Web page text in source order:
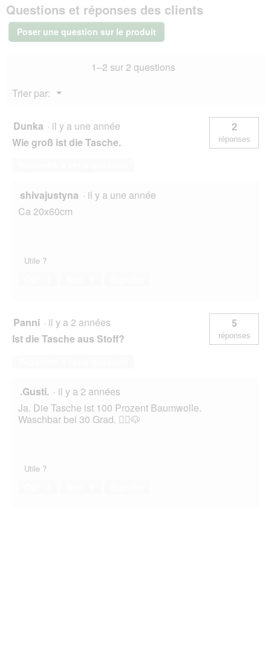
Zoo
Together
Pets
Sac
Questions et réponses des clients
Poser une question sur le produit
1–2 sur 2 questions
Trier par:
▼
Menu
Dunka · il y a une année
Wie groß ist die Tasche.
2
réponses
shivajustyna · il y a une année
Ca 20x60cm
Utile ?
Panni · il y a 2 années
Ist die Tasche aus Stoff?
5
réponses
.Gusti. · il y a 2 années
Ja. Die Tasche ist 100 Prozent Baumwolle.
Waschbar bei 30 Grad. 🙋‍♀️🐶
Utile ?